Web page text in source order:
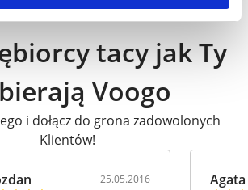
tacy jak Ty
Voogo
i dołącz do grona zadowolonych
Klientów!
25.05.2016 Agata